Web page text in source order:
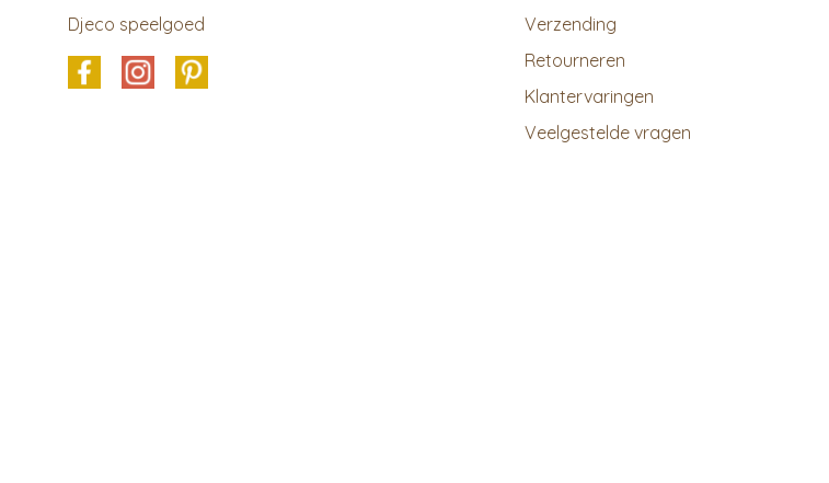
Djeco speelgoed
Verzending
Retourneren
Klantervaringen
Veelgestelde vragen